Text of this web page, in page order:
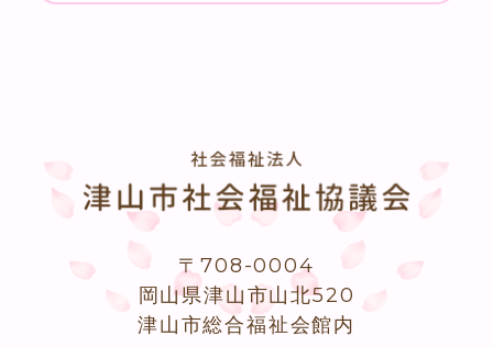
〒708-0004
岡山県津山市山北520
津山市総合福祉会館内